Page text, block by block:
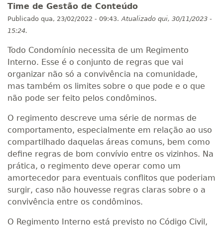
Time de Gestão de Conteúdo
Publicado qua, 23/02/2022 - 09:43. Atualizado qui, 30/11/2023 -
15:24.
Todo Condomínio necessita de um Regimento
Interno. Esse é o conjunto de regras que vai
organizar não só a convivência na comunidade,
mas também os limites sobre o que pode e o que
não pode ser feito pelos condôminos.
O regimento descreve uma série de normas de
comportamento, especialmente em relação ao uso
compartilhado daquelas áreas comuns, bem como
define regras de bom convívio entre os vizinhos. Na
prática, o regimento deve operar como um
amortecedor para eventuais conflitos que poderiam
surgir, caso não houvesse regras claras sobre o a
convivência entre os condôminos.
O Regimento Interno está previsto no Código Civil,